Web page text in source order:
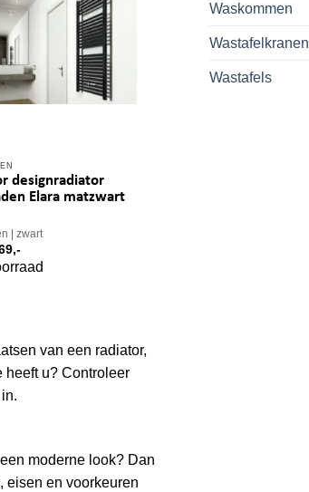
designradiator
Elara matzwart
zwart
van een radiator,
heeft u? Controleer
moderne look? Dan
eisen en voorkeuren
Waskommen
Wastafelkranen
Wastafels